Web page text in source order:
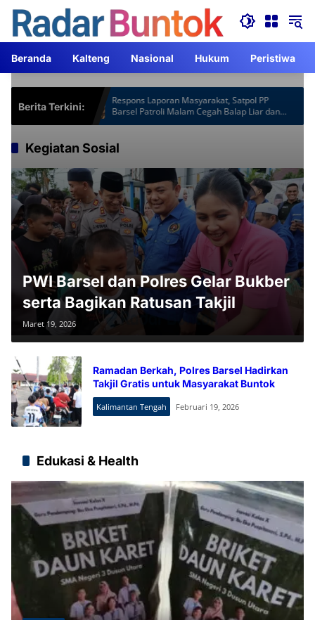
Langsung
konten
Beranda Kalteng Nasional Hukum Peristiwa
Berita Terkini:
Gardu
Lebih
Respons Laporan Masyarakat, Satpol PP
Barsel Patroli Malam Cegah Balap Liar dan
Knalpot Brong
Kegiatan Sosial
PWI Barsel dan Polres Gelar Bukber
serta Bagikan Ratusan Takjil
Maret 19, 2026
Ramadan Berkah, Polres Barsel Hadirkan
Takjil Gratis untuk Masyarakat Buntok
Kalimantan Tengah Februari 19, 2026
Edukasi & Health